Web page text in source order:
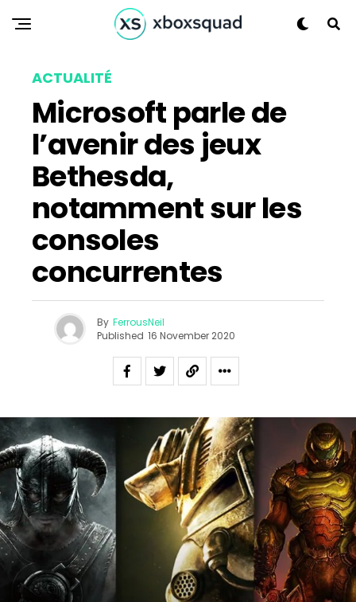
ACTUALITÉ
Microsoft parle de
l’avenir des jeux
Bethesda,
notamment sur les
consoles
concurrentes
By FerrousNeil
Published 16 November 2020